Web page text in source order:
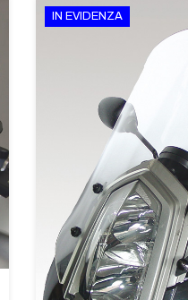
IN EVIDENZA